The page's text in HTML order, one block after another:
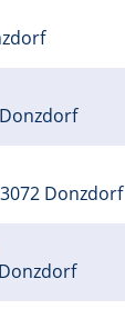
Donzdorf